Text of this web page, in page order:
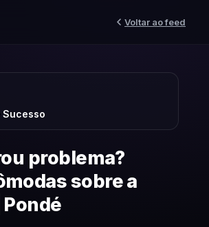
Voltar ao feed
problema?
sobre a